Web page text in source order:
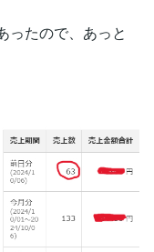
ったので、あっと